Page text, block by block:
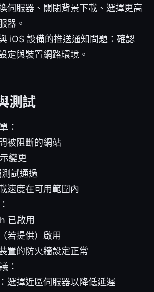
伺服器、關閉背景下載、選擇更高
器。
iOS 設備的推送通知問題：確認
定與裝置網路環境。
測試
：
被阻斷的網站
變更
試通過
速度在可用範圍內
已啟用
若提供）啟用
置的防火牆設定正常
：
選擇近區伺服器以降低延遲